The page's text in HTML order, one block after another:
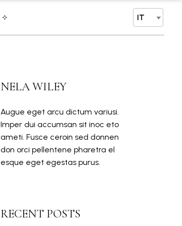
IT
NELA WILEY
Augue eget arcu dictum variusi.
Imper dui accumsan sit inoc eto
ameti. Fusce ceroin sed donnen
don orci pellentene pharetra el
esque eget egestas purus.
RECENT POSTS